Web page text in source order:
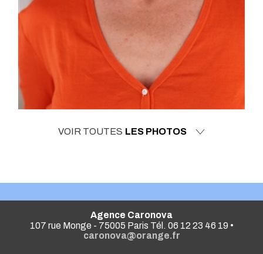
VOIR TOUTES LES PHOTOS
Agence Caronova
107 rue Monge - 75005 Paris Tél. 06 12 23 46 19 •
caronova@orange.fr